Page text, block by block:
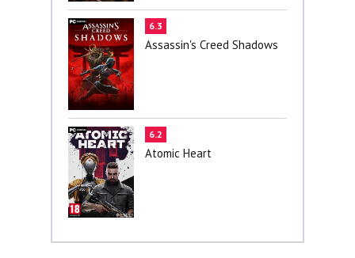
6.3
Assassin's Creed Shadows
6.2
Atomic Heart